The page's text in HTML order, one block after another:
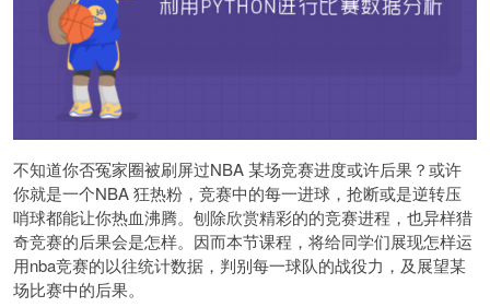
不知道你否冤家圈被刷屏过NBA 某场竞赛进度或许后果？或许
你就是一个NBA 狂热粉，竞赛中的每一进球，抢断或是逆转压
哨球都能让你热血沸腾。刨除欣赏精彩的的竞赛进程，也异样猎
奇竞赛的后果会是怎样。因而本节课程，将给同学们展现怎样运
用nba竞赛的以往统计数据，判别每一球队的战役力，及展望某
场比赛中的后果。